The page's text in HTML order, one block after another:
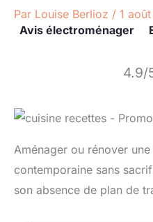
Par Louise Berlioz / 1
Avis électroménager
4.9/
Aménager ou rénover
contemporaine sans
son absence de plan de